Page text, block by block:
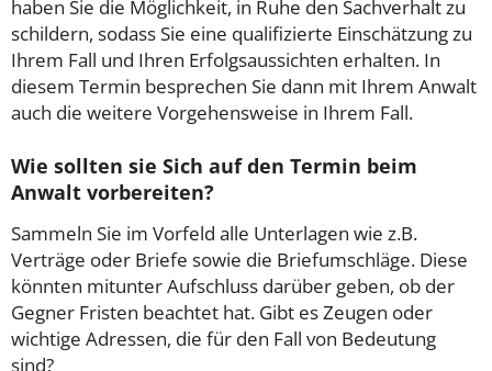
haben Sie die Möglichkeit, in Ruhe den Sachverhalt zu
schildern, sodass Sie eine qualifizierte Einschätzung zu
Ihrem Fall und Ihren Erfolgsaussichten erhalten. In
diesem Termin besprechen Sie dann mit Ihrem Anwalt
auch die weitere Vorgehensweise in Ihrem Fall.
Wie sollten sie Sich auf den Termin beim
Anwalt vorbereiten?
Sammeln Sie im Vorfeld alle Unterlagen wie z.B.
Verträge oder Briefe sowie die Briefumschläge. Diese
könnten mitunter Aufschluss darüber geben, ob der
Gegner Fristen beachtet hat. Gibt es Zeugen oder
wichtige Adressen, die für den Fall von Bedeutung
sind?